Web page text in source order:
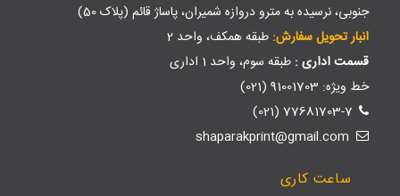
جنوبی، نرسیده به مترو دروازه شمیران، پاساژ قائم (پلاک 50)
انبار تحویل سفارش: طبقه همکف، واحد 2
قسمت اداری : طبقه سوم، واحد 1 اداری
خط ویژه: 91001703 (021)
77681703-7 (021)
ساعت کاری